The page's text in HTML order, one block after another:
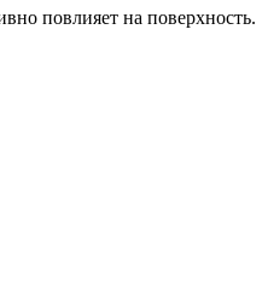
повлияет на поверхность.